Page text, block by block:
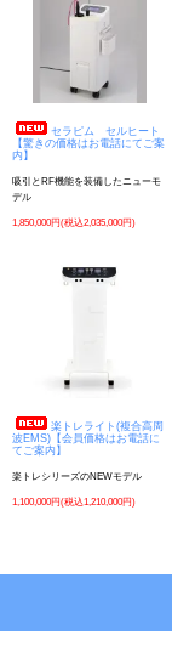
セラピム セルヒート
【驚きの価格はお電話にてご案
内】
吸引とRF機能を装備したニューモ
デル
1,850,000円(税込2,035,000円)
楽トレライト(複合高周
波EMS)【会員価格はお電話に
てご案内】
楽トレシリーズのNEWモデル
1,100,000円(税込1,210,000円)